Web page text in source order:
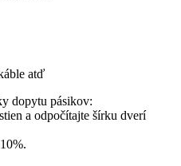
atď
dopytu pásikov:
a odpočítajte šírku dverí